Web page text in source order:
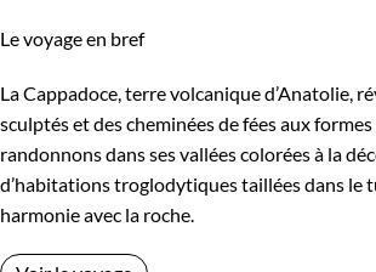
Le voyage en bref
La Cappadoce, terre volcanique d’Anatolie,
sculptés et des cheminées de fées aux
randonnons dans ses vallées colorées à la
d’habitations troglodytiques taillées dans le
harmonie avec la roche.